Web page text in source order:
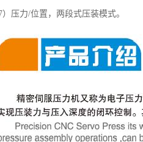
/位置，两段式压装模式。